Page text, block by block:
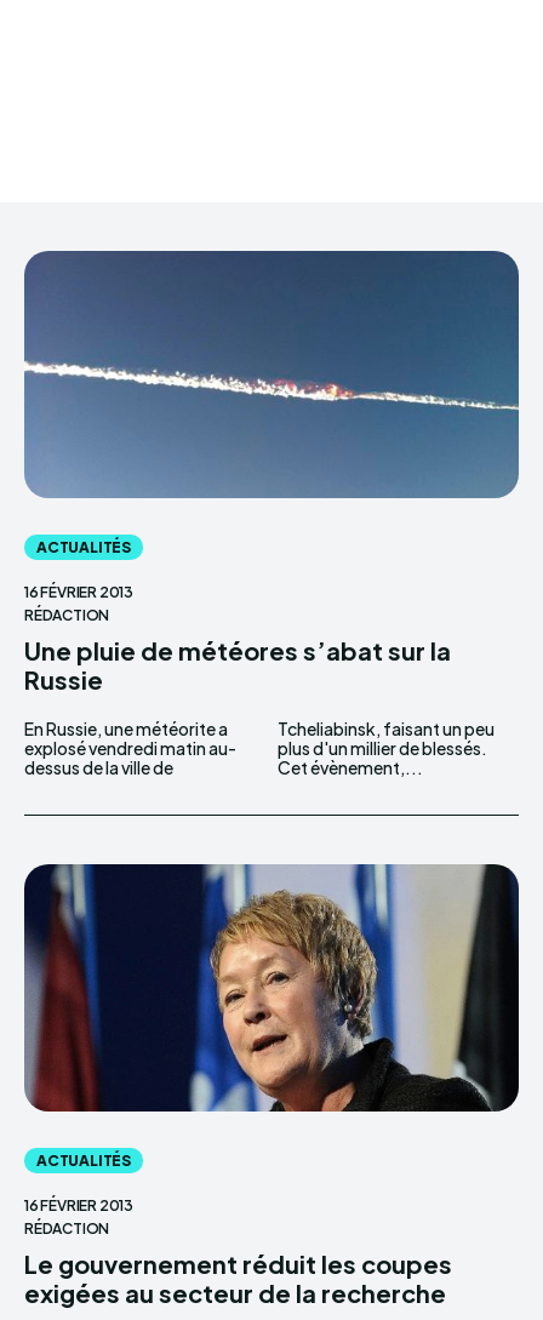
ACTUALITÉS
16 FÉVRIER 2013
RÉDACTION
Une pluie de météores s’abat sur la
Russie
En Russie, une météorite a
explosé vendredi matin au-
dessus de la ville de
Tcheliabinsk, faisant un peu
plus d'un millier de blessés.
Cet évènement,...
ACTUALITÉS
16 FÉVRIER 2013
RÉDACTION
Le gouvernement réduit les coupes
exigées au secteur de la recherche